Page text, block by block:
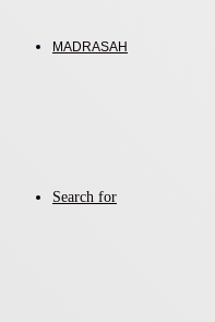
MADRASAH
Search for